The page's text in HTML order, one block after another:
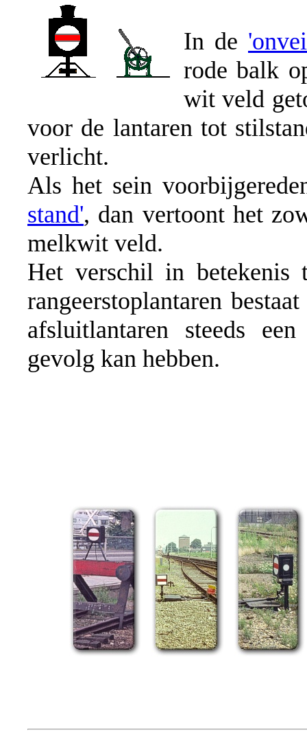
In de
rode balk
wit veld
voor de lantaren tot
verlicht.
Als het sein
stand', dan vertoont het
melkwit veld.
Het verschil in betekenis
rangeerstoplantaren
afsluitlantaren steeds
gevolg kan hebben.